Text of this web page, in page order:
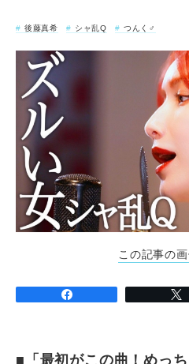
後藤真希 シャ乱Q つんく♂
この記事の
■「最初がこの曲！めっ